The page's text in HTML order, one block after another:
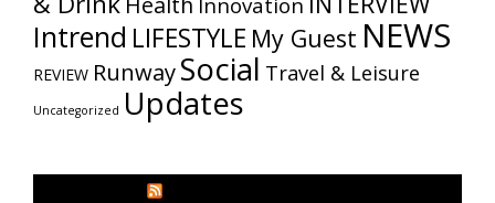
Intrend LIFESTYLE My​ Guest NEWS
REVIEW RunwaySocial Travel & Leisure
Uncategorized Updates